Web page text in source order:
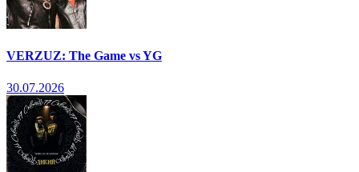
VERZUZ: The Game vs YG
30.07.2026